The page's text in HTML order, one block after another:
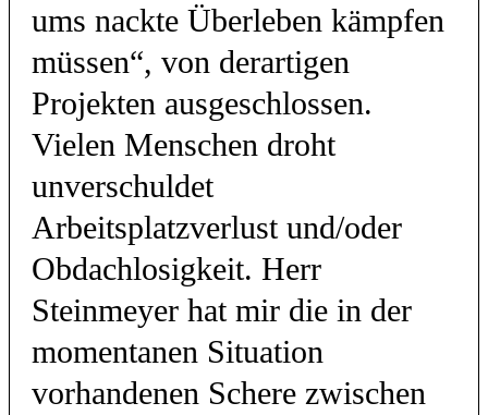
ums nackte Überleben kämpfen
müssen“, von derartigen
Projekten ausgeschlossen.
Vielen Menschen droht
unverschuldet
Arbeitsplatzverlust und/oder
Obdachlosigkeit. Herr
Steinmeyer hat mir die in der
momentanen Situation
vorhandenen Schere zwischen